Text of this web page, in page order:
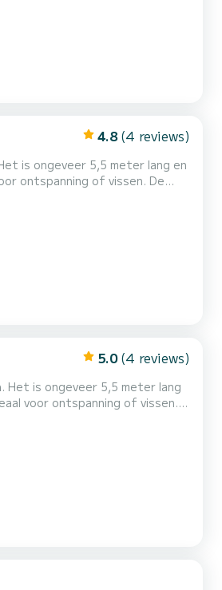
4.8 (4 reviews)
is ongeveer 5,5 meter lang en
ontspanning of vissen. De
perfect voor wie op zoek
en zijn de...
5.0 (4 reviews)
Het is ongeveer 5,5 meter lang
voor ontspanning of vissen.
milieu, perfect voor wie op
eenvoudig en zijn de...